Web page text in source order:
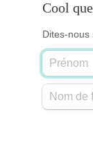
Cool
Dites-